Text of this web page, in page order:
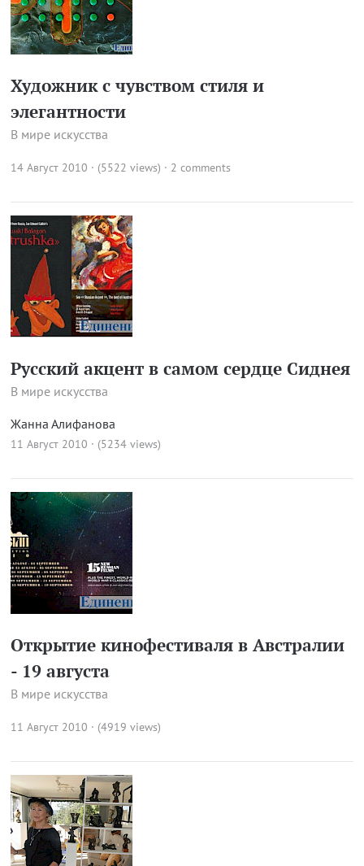
Художник с чувством стиля и
элегантности
В мире искусства
14 Август 2010 · (5522 views) · 2 comments
Русский акцент в самом сердце Сиднея
В мире искусства
Жанна Алифанова
11 Август 2010 · (5234 views)
Открытие кинофестиваля в Австралии
- 19 августа
В мире искусства
11 Август 2010 · (4919 views)